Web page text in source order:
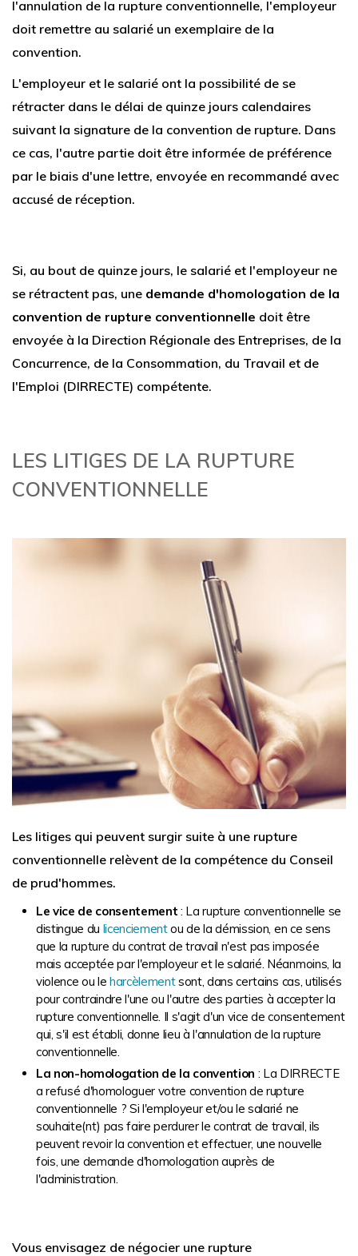
l'annulation de la rupture conventionnelle, l'employeur
doit remettre au salarié un exemplaire de la
convention.
L'employeur et le salarié ont la possibilité de se
rétracter dans le délai de quinze jours calendaires
suivant la signature de la convention de rupture. Dans
ce cas, l'autre partie doit être informée de préférence
par le biais d'une lettre, envoyée en recommandé avec
accusé de réception.
Si, au bout de quinze jours, le salarié et l'employeur ne
se rétractent pas, une demande d'homologation de la
convention de rupture conventionnelle doit être
envoyée à la Direction Régionale des Entreprises, de la
Concurrence, de la Consommation, du Travail et de
l'Emploi (DIRRECTE) compétente.
LES LITIGES DE LA RUPTURE
CONVENTIONNELLE
Les litiges qui peuvent surgir suite à une rupture
conventionnelle relèvent de la compétence du Conseil
de prud'hommes.
Le vice de consentement : La rupture conventionnelle se
distingue du licenciementou de la démission, en ce sens
que la rupture du contrat de travail n'est pas imposée
mais acceptée par l'employeur et le salarié. Néanmoins, la
violence ou le harcèlementsont, dans certains cas, utilisés
pour contraindre l'une ou l'autre des parties à accepter la
rupture conventionnelle. Il s'agit d'un vice de consentement
qui, s'il est établi, donne lieu à l'annulation de la rupture
conventionnelle.
La non-homologation de la convention : La DIRRECTE
a refusé d'homologuer votre convention de rupture
conventionnelle ? Si l'employeur et/ou le salarié ne
souhaite(nt) pas faire perdurer le contrat de travail, ils
peuvent revoir la convention et effectuer, une nouvelle
fois, une demande d'homologation auprès de
l'administration.
Vous envisagez de négocier une rupture